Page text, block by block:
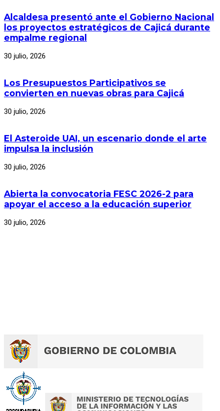
Alcaldesa presentó ante el Gobierno Nacional
los proyectos estratégicos de Cajicá durante
empalme regional
30 julio, 2026
Los Presupuestos Participativos se
convierten en nuevas obras para Cajicá
30 julio, 2026
El Asteroide UAI, un escenario donde el arte
impulsa la inclusión
30 julio, 2026
Abierta la convocatoria FESC 2026-2 para
apoyar el acceso a la educación superior
30 julio, 2026